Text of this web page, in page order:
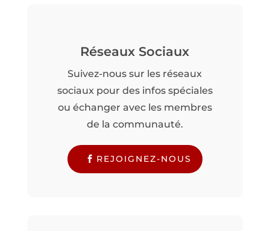
Réseaux Sociaux
Suivez-nous sur les réseaux
sociaux pour des infos spéciales
ou échanger avec les membres
de la communauté.
REJOIGNEZ-NOUS